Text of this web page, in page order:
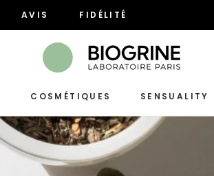
AVIS FIDÉLITÉ
COSMÉTIQUES
SENSUALITY